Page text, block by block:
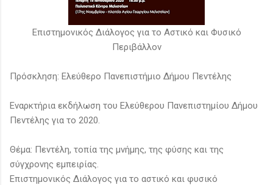
Επιστημονικός Διάλογος για το Αστικό και Φυσικό
Περιβάλλον
Πρόσκληση: Ελεύθερο Πανεπιστήμιο Δήμου Πεντέλης
Εναρκτήρια εκδήλωση του Ελεύθερου Πανεπιστημίου Δήμου
Πεντέλης για το 2020.
Θέμα: Πεντέλη, τοπία της μνήμης, της φύσης και της
σύγχρονης εμπειρίας.
Επιστημονικός Διάλογος για το αστικό και φυσικό